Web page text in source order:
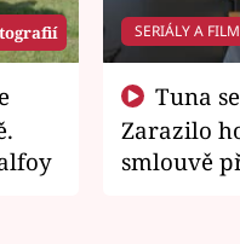
SERIÁLY A
Zarazilo
smlouvě